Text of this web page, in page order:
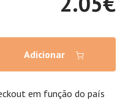
Adicionar
em função do país